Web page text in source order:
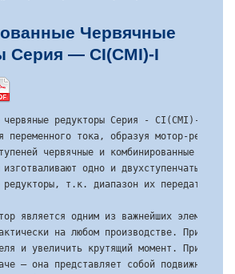
Червячные
Серия — CI(CMI)-I
червяные редукторы Серия - CI(CMI)-I
переменного тока, образуя мотор-
червячные и комбинированные
изготваливают одно и двухступенчатыми.
редукторы, т.к. диапазон их
является одним из важнейших
на любом производстве.
и увеличить крутящий момент. Принцип
– она представляет собой подвижное